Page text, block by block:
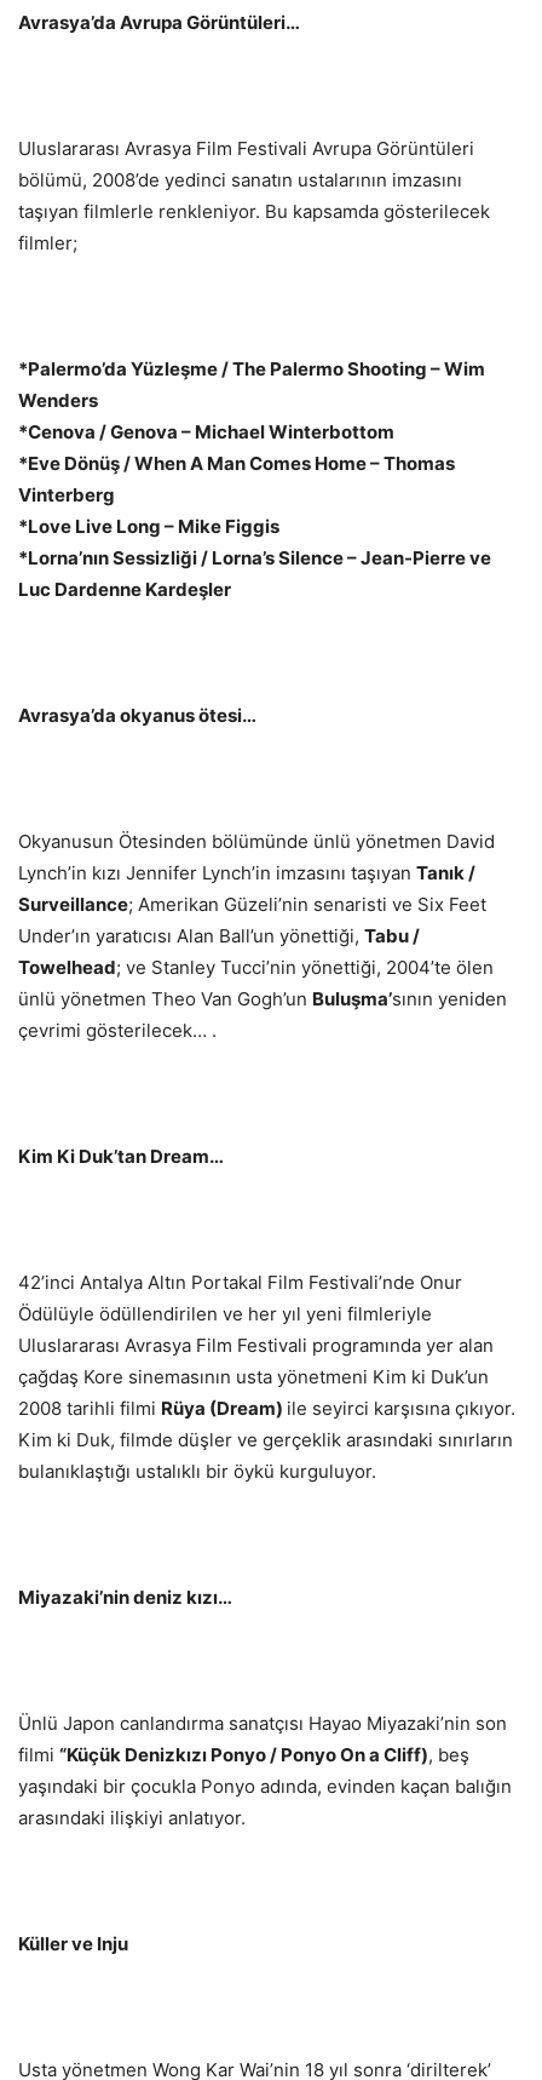
Avrasya’da Avrupa Görüntüleri…
Uluslararası Avrasya Film Festivali Avrupa Görüntüleri
bölümü, 2008’de yedinci sanatın ustalarının imzasını
taşıyan filmlerle renkleniyor. Bu kapsamda gösterilecek
filmler;
*Palermo’da Yüzleşme / The Palermo Shooting – Wim
Wenders
*Cenova / Genova – Michael Winterbottom
*Eve Dönüş / When A Man Comes Home – Thomas
Vinterberg
*Love Live Long – Mike Figgis
*Lorna’nın Sessizliği / Lorna’s Silence – Jean-Pierre ve
Luc Dardenne Kardeşler
Avrasya’da okyanus ötesi…
Okyanusun Ötesinden bölümünde ünlü yönetmen David
Lynch’in kızı Jennifer Lynch’in imzasını taşıyan Tanık /
Surveillance; Amerikan Güzeli’nin senaristi ve Six Feet
Under’ın yaratıcısı Alan Ball’un yönettiği, Tabu /
Towelhead; ve Stanley Tucci’nin yönettiği, 2004’te ölen
ünlü yönetmen Theo Van Gogh’un Buluşma’sının yeniden
çevrimi gösterilecek… .
Kim Ki Duk’tan Dream…
42’inci Antalya Altın Portakal Film Festivali’nde Onur
Ödülüyle ödüllendirilen ve her yıl yeni filmleriyle
Uluslararası Avrasya Film Festivali programında yer alan
çağdaş Kore sinemasının usta yönetmeni Kim ki Duk’un
2008 tarihli filmi Rüya (Dream) ile seyirci karşısına çıkıyor.
Kim ki Duk, filmde düşler ve gerçeklik arasındaki sınırların
bulanıklaştığı ustalıklı bir öykü kurguluyor.
Miyazaki’nin deniz kızı…
Ünlü Japon canlandırma sanatçısı Hayao Miyazaki’nin son
filmi “Küçük Denizkızı Ponyo / Ponyo On a Cliff), beş
yaşındaki bir çocukla Ponyo adında, evinden kaçan balığın
arasındaki ilişkiyi anlatıyor.
Küller ve Inju
Usta yönetmen Wong Kar Wai’nin 18 yıl sonra ‘dirilterek’